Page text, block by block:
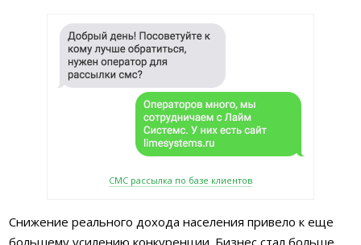
СМС рассылка по базе клиентов
Снижение реального дохода населения привело к еще
большему усилению конкуренции. Бизнес стал больше